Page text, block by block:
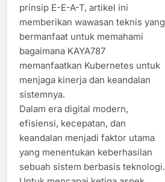
prinsip E-E-A-T, artikel ini
memberikan wawasan teknis yang
bermanfaat untuk memahami
bagaimana KAYA787
memanfaatkan Kubernetes untuk
menjaga kinerja dan keandalan
sistemnya.
Dalam era digital modern,
efisiensi, kecepatan, dan
keandalan menjadi faktor utama
yang menentukan keberhasilan
sebuah sistem berbasis teknologi.